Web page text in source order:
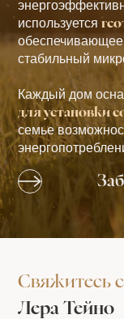
используется
обеспечивающее
стабильный
Каждый дом
для установки
семье
Свяжитесь
Лера Тейно